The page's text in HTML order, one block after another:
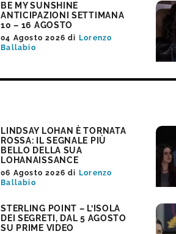
BE MY SUNSHINE
ANTICIPAZIONI SETTIMANA
10 – 16 AGOSTO
04 Agosto 2026 di Lorenzo
Ballabio
LINDSAY LOHAN È TORNATA
ROSSA: IL SEGNALE PIÙ
BELLO DELLA SUA
LOHANAISSANCE
06 Agosto 2026 di Lorenzo
Ballabio
STERLING POINT – L’ISOLA
DEI SEGRETI, DAL 5 AGOSTO
SU PRIME VIDEO